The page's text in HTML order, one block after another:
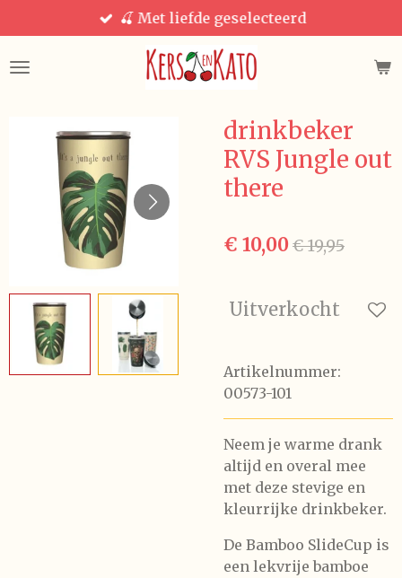
direct
naar
🍒 Met liefde geselecteerd
drinkbeker
RVS Jungle out
there
€ 10,00€ 19,95
Uitverkocht
Artikelnummer:
00573-101
Neem je warme drank
altijd en overal mee
met deze stevige en
kleurrijke drinkbeker.
De Bamboo SlideCup is
een lekvrije bamboe